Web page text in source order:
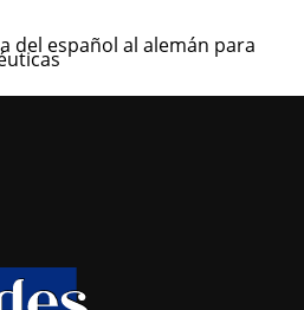
del español al alemán para